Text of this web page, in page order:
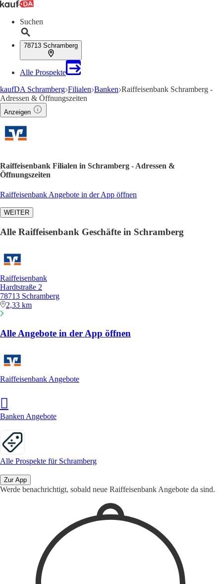
Suchen
78713 Schramberg
Alle Prospekte
kaufDA Schramberg Filialen Banken Raiffeisenbank Schramberg -
Adressen & Öffnungszeiten
Anzeigen
Raiffeisenbank Filialen in Schramberg - Adressen &
Öffnungszeiten
Raiffeisenbank Angebote in der App öffnen
WEITER
Alle Raiffeisenbank Geschäfte in Schramberg
Raiffeisenbank
Hardtstraße 2
78713 Schramberg
2,33 km
Alle Angebote in der App öffnen
Raiffeisenbank Angebote
Banken Angebote
Alle Prospekte für Schramberg
Zur App
Werde benachrichtigt, sobald neue Raiffeisenbank Angebote da sind.